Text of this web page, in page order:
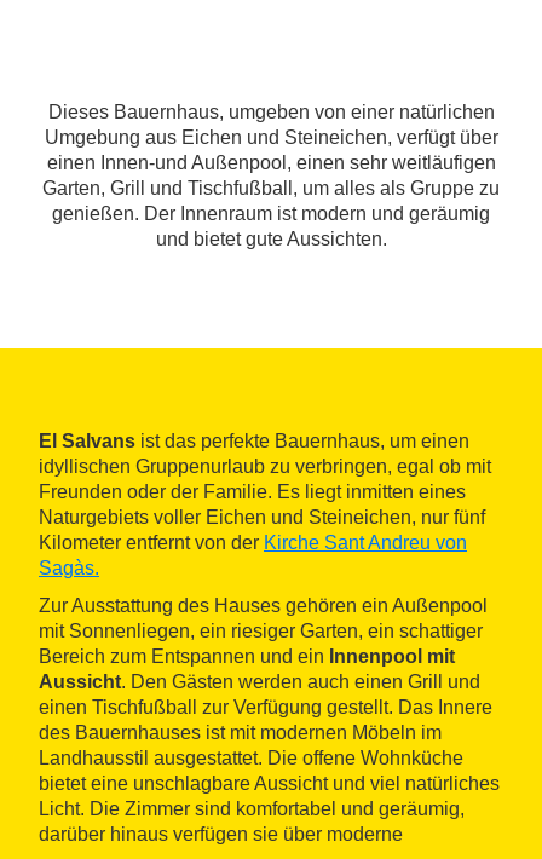
Dieses Bauernhaus, umgeben von einer natürlichen
Umgebung aus Eichen und Steineichen, verfügt über
einen Innen-und Außenpool, einen sehr weitläufigen
Garten, Grill und Tischfußball, um alles als Gruppe zu
genießen. Der Innenraum ist modern und geräumig
und bietet gute Aussichten.
El Salvans ist das perfekte Bauernhaus, um einen
idyllischen Gruppenurlaub zu verbringen, egal ob mit
Freunden oder der Familie. Es liegt inmitten eines
Naturgebiets voller Eichen und Steineichen, nur fünf
Kilometer entfernt von der Kirche Sant Andreu von
Sagàs.
Zur Ausstattung des Hauses gehören ein Außenpool
mit Sonnenliegen, ein riesiger Garten, ein schattiger
Bereich zum Entspannen und ein Innenpool mit
Aussicht. Den Gästen werden auch einen Grill und
einen Tischfußball zur Verfügung gestellt. Das Innere
des Bauernhauses ist mit modernen Möbeln im
Landhausstil ausgestattet. Die offene Wohnküche
bietet eine unschlagbare Aussicht und viel natürliches
Licht. Die Zimmer sind komfortabel und geräumig,
darüber hinaus verfügen sie über moderne